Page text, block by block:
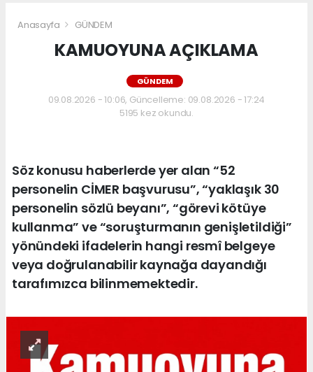
Anasayfa GÜNDEM
KAMUOYUNA AÇIKLAMA
GÜNDEM
09.08.2026 - 10:06, Güncelleme: 09.08.2026 - 17:24
5195 kez okundu.
Söz konusu haberlerde yer alan “52
personelin CİMER başvurusu”, “yaklaşık 30
personelin sözlü beyanı”, “görevi kötüye
kullanma” ve “soruşturmanın genişletildiği”
yönündeki ifadelerin hangi resmî belgeye
veya doğrulanabilir kaynağa dayandığı
tarafımızca bilinmemektedir.